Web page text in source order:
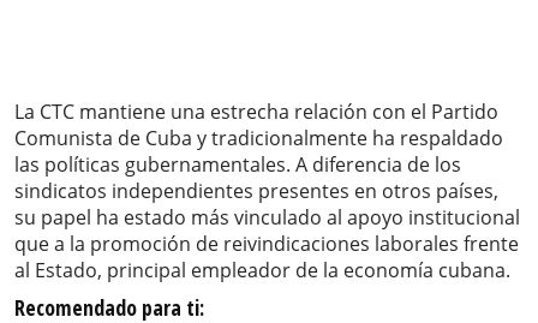
La CTC mantiene una estrecha relación con el Partido
Comunista de Cuba y tradicionalmente ha respaldado
las políticas gubernamentales. A diferencia de los
sindicatos independientes presentes en otros países,
su papel ha estado más vinculado al apoyo institucional
que a la promoción de reivindicaciones laborales frente
al Estado, principal empleador de la economía cubana.
Recomendado para ti: